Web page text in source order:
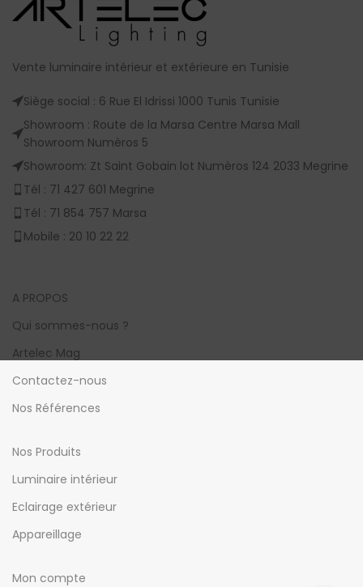
Vente luminaire intérieur et extérieure en Tunisie
Siège social : 6 Rue El Idrissi 1000 Tunis Tunisie
Showroom Numèros 5
Showroom: Zt Saint Gobain lot Numèros 124 2033 Megrine
Qui sommes-nous ?
Artelec Mag
Contactez-nous
Nos Références
Luminaire intérieur
Eclairage extérieur
Appareillage
Mon compte
Commandes